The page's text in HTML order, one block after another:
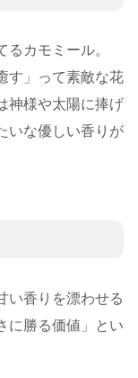
カモミール。
す」って素敵な花
神様や太陽に捧げ
いな優しい香りが
い香りを漂わせる
に勝る価値」とい